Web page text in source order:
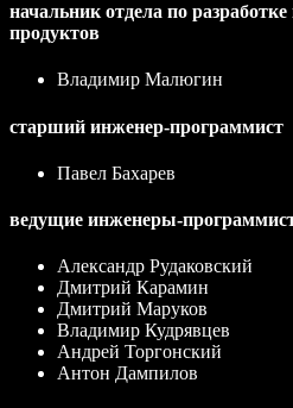
начальник отдела по
продуктов
Владимир Малюгин
старший инженер-программист
Павел Бахарев
ведущие инженеры-
Александр Рудаковский
Дмитрий Карамин
Дмитрий Маруков
Владимир Кудрявцев
Андрей Торгонский
Антон Дампилов